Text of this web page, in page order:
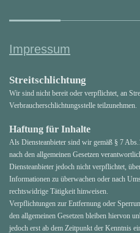
Impressum
Streitschlichtung
Wir sind nicht bereit oder verpflichtet, an
Verbraucherschlichtungsstelle teilzunehmen.
Haftung für Inhalte
Als Diensteanbieter sind wir gemäß § 7
nach den allgemeinen Gesetzen
Diensteanbieter jedoch nicht verpflichtet,
Informationen zu überwachen oder nach
rechtswidrige Tätigkeit hinweisen.
Verpflichtungen zur Entfernung oder
den allgemeinen Gesetzen bleiben hiervon
jedoch erst ab dem Zeitpunkt der Kenntnis